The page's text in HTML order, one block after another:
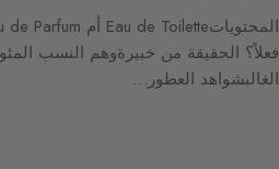
فعلاً؟ الحقيقة من خبيرةوهم النسب
الغالبشواهد العطور…